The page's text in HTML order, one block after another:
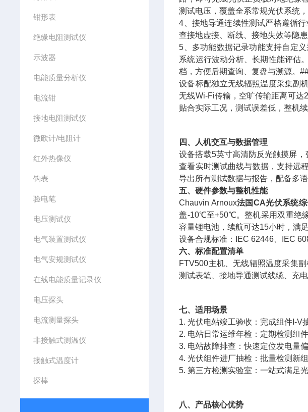
钳形表
绝缘电阻测试仪
示波器
电能质量分析仪
电流钳
接地电阻测试仪
微欧计/电阻计
红外热像仪
钩表
验电笔
电压测试仪
电气装置测试仪
电气安规测试仪
在线电能质量记录仪
电压探头
电流测量探头
非接触式测温仪
接触式温度计
探棒
测试电压，覆盖全系常规光伏系统
4、接地导通连续性测试严格遵循
查接地虚接、断线、接地失效等隐
5、多功能数据记录功能支持自定
系统运行波动分析、长期性能评估
档，方便后期查询、复盘与溯源。
设备标配独立无线辐照温度采集副
无线Wi-Fi传输，空旷传输距离可达
贴合实际工况，测试误差低，整机
四、人机交互与数据管理
设备搭载5英寸高清防反光触摸屏
查看实时测试曲线与数据，支持远
导出所有测试数据与报告，配备多
五、硬件参数与整机性能
Chauvin Arnoux法国CA光伏系统
盖-10℃至+50℃。整机采用双重绝
容量锂电池，续航可达15小时，满
设备合规标准：IEC 62446、IEC
六、标准配置清单
FTV500主机、无线辐照温度采集
测试表笔、接地导通测试线缆、充
七、适用场景
1. 光伏电站竣工验收：完成组件I-V
2. 电站日常运维年检：定期检测组
3. 电站故障排查：快速定位发电量
4. 光伏组件进厂抽检：批量检测新
5. 第三方检测实验室：一站式满足
八、产品核心优势